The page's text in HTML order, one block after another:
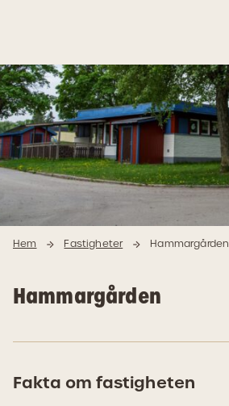
Hoppa
till
innehåll
Hoppa
till
navigering
Hem Fastigheter Hammargården
Hammargården
Fakta om fastigheten